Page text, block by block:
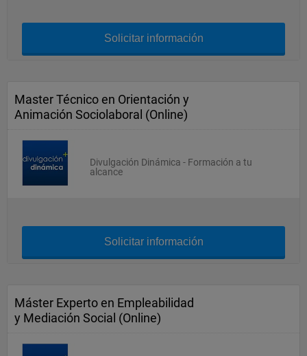
Solicitar información
Master Técnico en Orientación y
Animación Sociolaboral (Online)
Divulgación Dinámica - Formación a tu
alcance
Solicitar información
Máster Experto en Empleabilidad
y Mediación Social (Online)